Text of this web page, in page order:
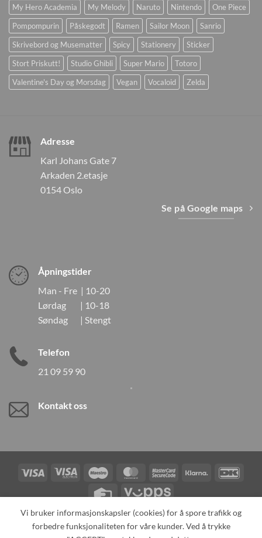
My Hero Academia
My Melody Naruto Nintendo
One Piece
Pompompurin
Påskegodt Ramen Sailor Moon
Sanrio
Skrivebord og Musematter
Spicy Stationery
Sticker
Stort Priskutt!
Studio Ghibli Super Mario
Totoro
Valentine's Day og Morsdag
Vegan Vocaloid Zelda
Adresse
Karl Johans Gate 7
Arkaden 2.etasje
0154 Oslo
Se på Google maps
Åpningstider
Man - Fre | 10-20
Lørdag | 10-18
Søndag | Stengt
Telefon
21 09 59 90
Kontakt oss
Visa
Visa
Maestro MasterCardMasterCardKlarna
Credit
Vipps
TILBAKEKALLINGER KONTAKT OSS
OM OSS
Vi bruker informasjonskapsler (cookies) for å spore trafikk og
forbedre funksjonaliteten for våre kunder. Ved å trykke